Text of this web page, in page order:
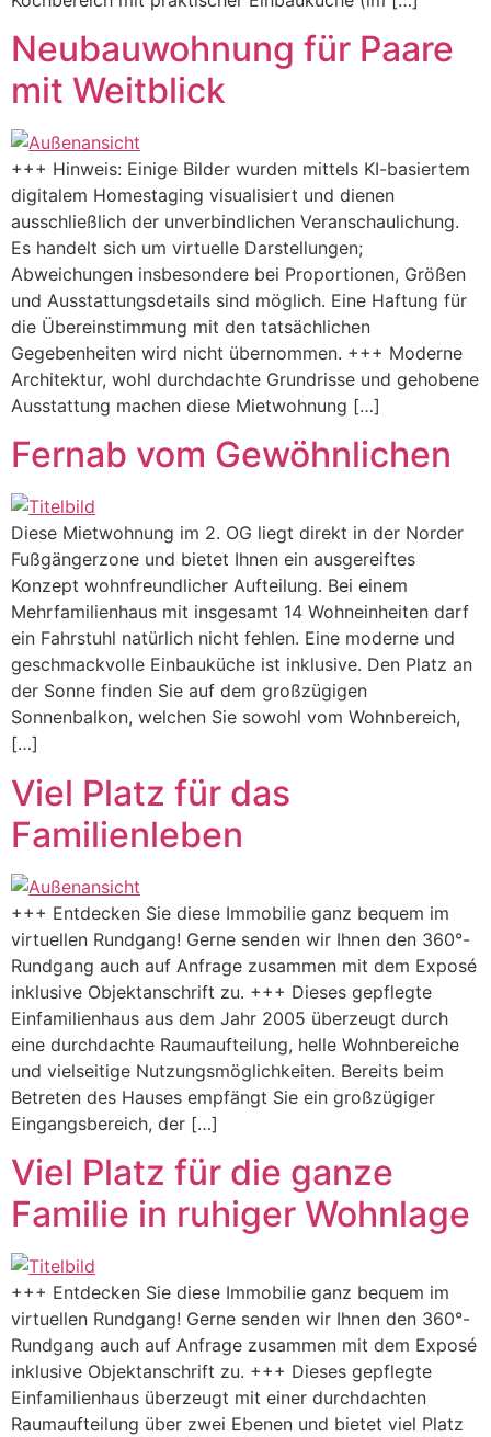
Neubauwohnung für Paare
mit Weitblick
+++ Hinweis: Einige Bilder wurden mittels KI-basiertem
digitalem Homestaging visualisiert und dienen
ausschließlich der unverbindlichen Veranschaulichung.
Es handelt sich um virtuelle Darstellungen;
Abweichungen insbesondere bei Proportionen, Größen
und Ausstattungsdetails sind möglich. Eine Haftung für
die Übereinstimmung mit den tatsächlichen
Gegebenheiten wird nicht übernommen. +++ Moderne
Architektur, wohl durchdachte Grundrisse und gehobene
Ausstattung machen diese Mietwohnung […]
Fernab vom Gewöhnlichen
Diese Mietwohnung im 2. OG liegt direkt in der Norder
Fußgängerzone und bietet Ihnen ein ausgereiftes
Konzept wohnfreundlicher Aufteilung. Bei einem
Mehrfamilienhaus mit insgesamt 14 Wohneinheiten darf
ein Fahrstuhl natürlich nicht fehlen. Eine moderne und
geschmackvolle Einbauküche ist inklusive. Den Platz an
der Sonne finden Sie auf dem großzügigen
Sonnenbalkon, welchen Sie sowohl vom Wohnbereich,
[…]
Viel Platz für das
Familienleben
+++ Entdecken Sie diese Immobilie ganz bequem im
virtuellen Rundgang! Gerne senden wir Ihnen den 360°-
Rundgang auch auf Anfrage zusammen mit dem Exposé
inklusive Objektanschrift zu. +++ Dieses gepflegte
Einfamilienhaus aus dem Jahr 2005 überzeugt durch
eine durchdachte Raumaufteilung, helle Wohnbereiche
und vielseitige Nutzungsmöglichkeiten. Bereits beim
Betreten des Hauses empfängt Sie ein großzügiger
Eingangsbereich, der […]
Viel Platz für die ganze
Familie in ruhiger Wohnlage
+++ Entdecken Sie diese Immobilie ganz bequem im
virtuellen Rundgang! Gerne senden wir Ihnen den 360°-
Rundgang auch auf Anfrage zusammen mit dem Exposé
inklusive Objektanschrift zu. +++ Dieses gepflegte
Einfamilienhaus überzeugt mit einer durchdachten
Raumaufteilung über zwei Ebenen und bietet viel Platz